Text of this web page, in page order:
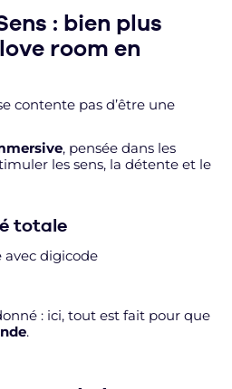
: bien plus
room en
contente pas d’être une
, pensée dans les
les sens, la détente et le
totale
digicode
: ici, tout est fait pour que
.